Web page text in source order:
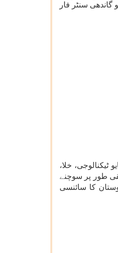
سنٹر فار
ثابت ہوں گے۔ بایو ٹیکنالوجی، خلا،
طور پر سوچنے
کا سائنسی